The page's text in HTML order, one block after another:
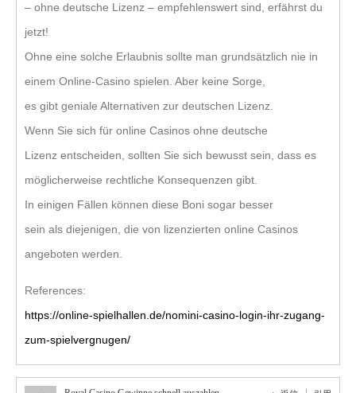
– ohne deutsche Lizenz – empfehlenswert sind, erfährst du
jetzt!
Ohne eine solche Erlaubnis sollte man grundsätzlich nie in
einem Online-Casino spielen. Aber keine Sorge,
es gibt geniale Alternativen zur deutschen Lizenz.
Wenn Sie sich für online Casinos ohne deutsche
Lizenz entscheiden, sollten Sie sich bewusst sein, dass es
möglicherweise rechtliche Konsequenzen gibt.
In einigen Fällen können diese Boni sogar besser
sein als diejenigen, die von lizenzierten online Casinos
angeboten werden.
References:
https://online-spielhallen.de/nomini-casino-login-ihr-zugang-
zum-spielvergnugen/